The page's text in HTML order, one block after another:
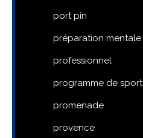
port pin
préparation mentale
professionnel
programme de sport
promenade
provence